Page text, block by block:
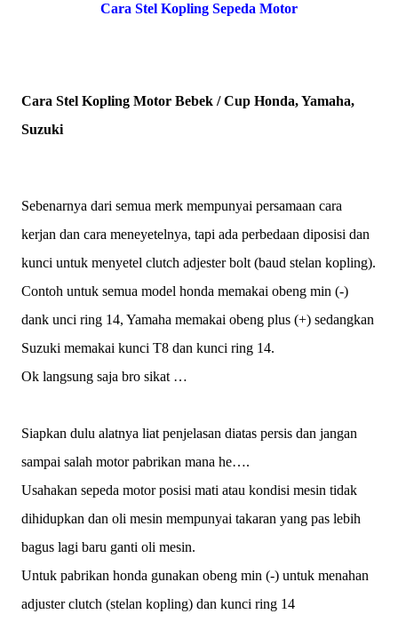
Cara Stel Kopling Sepeda Motor
Cara Stel Kopling Motor Bebek / Cup Honda, Yamaha,
Suzuki
Sebenarnya dari semua merk mempunyai persamaan cara
kerjan dan cara meneyetelnya, tapi ada perbedaan diposisi dan
kunci untuk menyetel clutch adjester bolt (baud stelan kopling).
Contoh untuk semua model honda memakai obeng min (-)
dank unci ring 14, Yamaha memakai obeng plus (+) sedangkan
Suzuki memakai kunci T8 dan kunci ring 14.
Ok langsung saja bro sikat …
Siapkan dulu alatnya liat penjelasan diatas persis dan jangan
sampai salah motor pabrikan mana he….
Usahakan sepeda motor posisi mati atau kondisi mesin tidak
dihidupkan dan oli mesin mempunyai takaran yang pas lebih
bagus lagi baru ganti oli mesin.
Untuk pabrikan honda gunakan obeng min (-) untuk menahan
adjuster clutch (stelan kopling) dan kunci ring 14